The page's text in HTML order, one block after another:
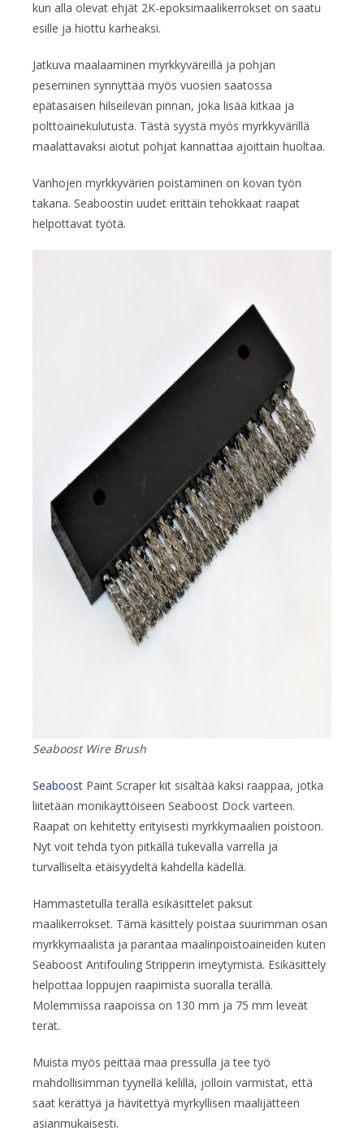
kun alla olevat ehjät 2K-epoksimaalikerrokset on saatu
esille ja hiottu karheaksi.
Jatkuva maalaaminen myrkkyväreillä ja pohjan
peseminen synnyttää myös vuosien saatossa
epätasaisen hilseilevän pinnan, joka lisää kitkaa ja
polttoainekulutusta. Tästä syystä myös myrkkyvärillä
maalattavaksi aiotut pohjat kannattaa ajoittain huoltaa.
Vanhojen myrkkyvärien poistaminen on kovan työn
takana. Seaboostin uudet erittäin tehokkaat raapat
helpottavat työtä.
Seaboost Wire Brush
Seaboost Paint Scraper kit sisältää kaksi raappaa, jotka
liitetään monikäyttöiseen Seaboost Dock varteen.
Raapat on kehitetty erityisesti myrkkymaalien poistoon.
Nyt voit tehdä työn pitkällä tukevalla varrella ja
turvalliselta etäisyydeltä kahdella kädellä.
Hammastetulla terällä esikäsittelet paksut
maalikerrokset. Tämä käsittely poistaa suurimman osan
myrkkymaalista ja parantaa maalinpoistoaineiden kuten
Seaboost Antifouling Stripperin imeytymistä. Esikäsittely
helpottaa loppujen raapimista suoralla terällä.
Molemmissa raapoissa on 130 mm ja 75 mm leveät
terät.
Muista myös peittää maa pressulla ja tee työ
mahdollisimman tyynellä kelillä, jolloin varmistat, että
saat kerättyä ja hävitettyä myrkyllisen maalijätteen
asianmukaisesti.